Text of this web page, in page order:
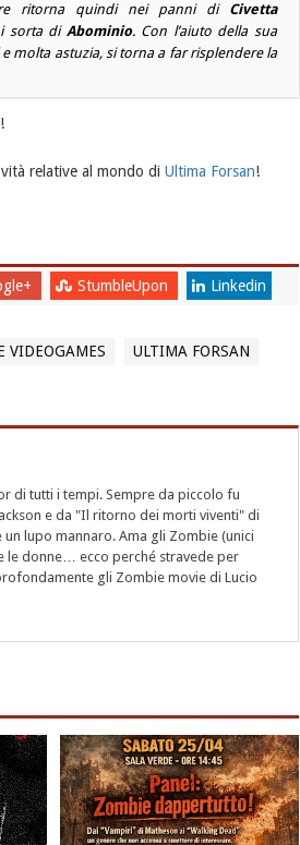
ritorna quindi nei panni di Civetta
sorta di Abominio. Con l’aiuto della sua
molta astuzia, si torna a far risplendere la
!
relative al mondo di Ultima Forsan!
StumbleUpon Linkedin
VIDEOGAMES
ULTIMA FORSAN
di tutti i tempi. Sempre da piccolo fu
e da "Il ritorno dei morti viventi" di
lupo mannaro. Ama gli Zombie (unici
le donne… ecco perché stravede per
gli Zombie movie di Lucio